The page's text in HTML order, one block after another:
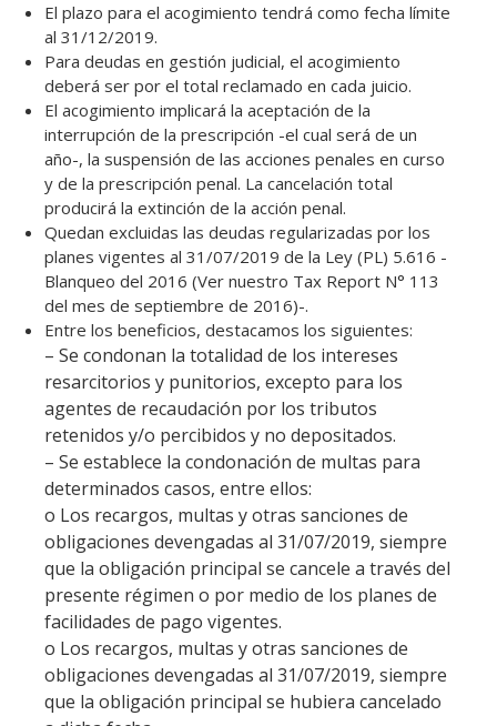
El plazo para el acogimiento tendrá como fecha límite
al 31/12/2019.
Para deudas en gestión judicial, el acogimiento
deberá ser por el total reclamado en cada juicio.
El acogimiento implicará la aceptación de la
interrupción de la prescripción -el cual será de un
año-, la suspensión de las acciones penales en curso
y de la prescripción penal. La cancelación total
producirá la extinción de la acción penal.
Quedan excluidas las deudas regularizadas por los
planes vigentes al 31/07/2019 de la Ley (PL) 5.616 -
Blanqueo del 2016 (Ver nuestro Tax Report N° 113
del mes de septiembre de 2016)-.
Entre los beneficios, destacamos los siguientes:
– Se condonan la totalidad de los intereses
resarcitorios y punitorios, excepto para los
agentes de recaudación por los tributos
retenidos y/o percibidos y no depositados.
– Se establece la condonación de multas para
determinados casos, entre ellos:
o Los recargos, multas y otras sanciones de
obligaciones devengadas al 31/07/2019, siempre
que la obligación principal se cancele a través del
presente régimen o por medio de los planes de
facilidades de pago vigentes.
o Los recargos, multas y otras sanciones de
obligaciones devengadas al 31/07/2019, siempre
que la obligación principal se hubiera cancelado